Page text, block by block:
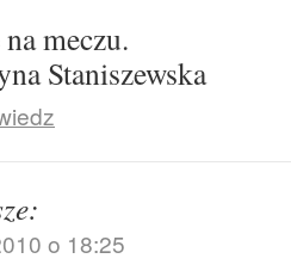
meczu.
Staniszewska
o 18:25